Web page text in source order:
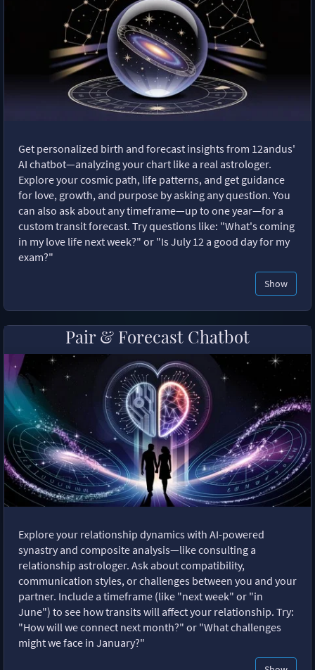
Get personalized birth and forecast insights from 12andus'
AI chatbot—analyzing your chart like a real astrologer.
Explore your cosmic path, life patterns, and get guidance
for love, growth, and purpose by asking any question. You
can also ask about any timeframe—up to one year—for a
custom transit forecast. Try questions like: "What's coming
in my love life next week?" or "Is July 12 a good day for my
exam?"
Show
Pair & Forecast Chatbot
Explore your relationship dynamics with AI-powered
synastry and composite analysis—like consulting a
relationship astrologer. Ask about compatibility,
communication styles, or challenges between you and your
partner. Include a timeframe (like "next week" or "in
June") to see how transits will affect your relationship. Try:
"How will we connect next month?" or "What challenges
might we face in January?"